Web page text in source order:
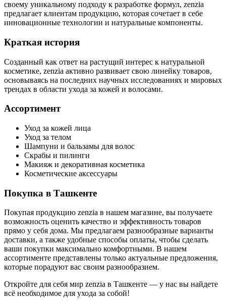
своему уникальному подходу к разработке формул, zenzia
предлагает клиентам продукцию, которая сочетает в себе
инновационные технологии и натуральные компоненты.
Краткая история
Созданный как ответ на растущий интерес к натуральной
косметике, zenzia активно развивает свою линейку товаров,
основываясь на последних научных исследованиях и мировых
трендах в области ухода за кожей и волосами.
Ассортимент
Уход за кожей лица
Уход за телом
Шампуни и бальзамы для волос
Скрабы и пилинги
Макияж и декоративная косметика
Косметические аксессуары
Покупка в Ташкенте
Покупая продукцию zenzia в нашем магазине, вы получаете
возможность оценить качество и эффективность товаров
прямо у себя дома. Мы предлагаем разнообразные варианты
доставки, а также удобные способы оплаты, чтобы сделать
ваши покупки максимально комфортными. В нашем
ассортименте представлены только актуальные предложения,
которые порадуют вас своим разнообразием.
Откройте для себя мир zenzia в Ташкенте — у нас вы найдете
всё необходимое для ухода за собой!